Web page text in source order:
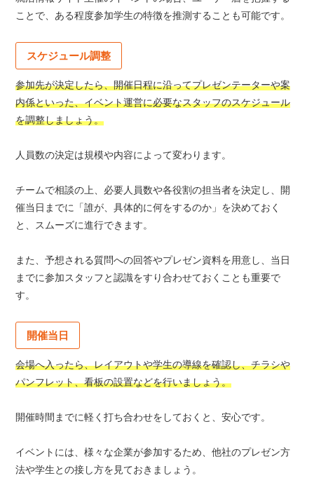
ことで、ある程度参加学生の特徴を推測することも可能です。
スケジュール調整
参加先が決定したら、開催日程に沿ってプレゼンテーターや案
内係といった、イベント運営に必要なスタッフのスケジュール
を調整しましょう。
人員数の決定は規模や内容によって変わります。
チームで相談の上、必要人員数や各役割の担当者を決定し、開
催当日までに「誰が、具体的に何をするのか」を決めておく
と、スムーズに進行できます。
また、予想される質問への回答やプレゼン資料を用意し、当日
までに参加スタッフと認識をすり合わせておくことも重要で
す。
開催当日
会場へ入ったら、レイアウトや学生の導線を確認し、チラシや
パンフレット、看板の設置などを行いましょう。
開催時間までに軽く打ち合わせをしておくと、安心です。
イベントには、様々な企業が参加するため、他社のプレゼン方
法や学生との接し方を見ておきましょう。